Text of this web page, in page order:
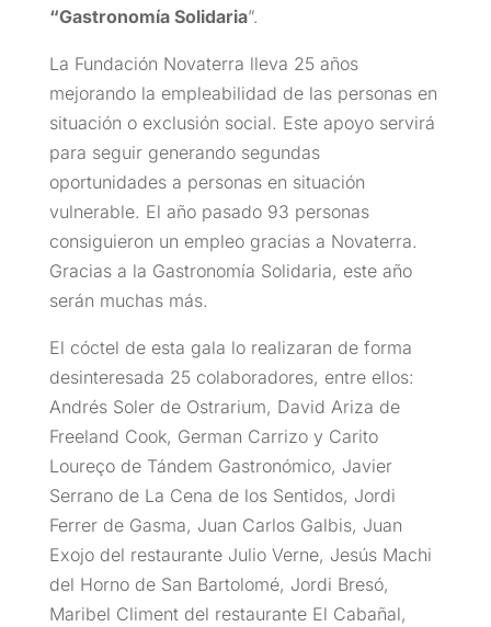
“Gastronomía Solidaria”.
La Fundación Novaterra lleva 25 años
mejorando la empleabilidad de las personas en
situación o exclusión social. Este apoyo servirá
para seguir generando segundas
oportunidades a personas en situación
vulnerable. El año pasado 93 personas
consiguieron un empleo gracias a Novaterra.
Gracias a la Gastronomía Solidaria, este año
serán muchas más.
El cóctel de esta gala lo realizaran de forma
desinteresada 25 colaboradores, entre ellos:
Andrés Soler de Ostrarium, David Ariza de
Freeland Cook, German Carrizo y Carito
Loureço de Tándem Gastronómico, Javier
Serrano de La Cena de los Sentidos, Jordi
Ferrer de Gasma, Juan Carlos Galbis, Juan
Exojo del restaurante Julio Verne, Jesús Machi
del Horno de San Bartolomé, Jordi Bresó,
Maribel Climent del restaurante El Cabañal,